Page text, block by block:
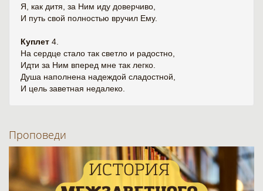
Я, как дитя, за Ним иду доверчиво,
И путь свой полностью вручил Ему.
Куплет 4.
На сердце стало так светло и радостно,
Идти за Ним вперед мне так легко.
Душа наполнена надеждой сладостной,
И цель заветная недалеко.
Проповеди